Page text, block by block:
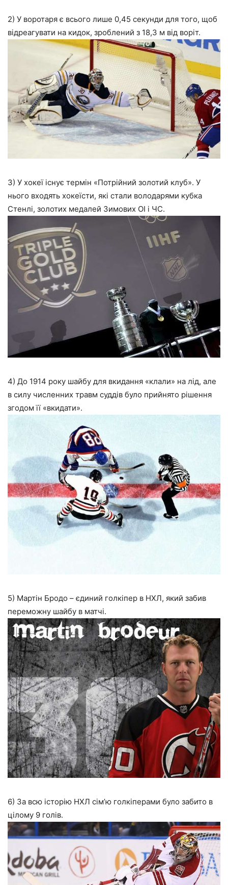
2) У воротаря є всього лише 0,45 секунди для того, щоб
відреагувати на кидок, зроблений з 18,3 м від воріт.
3) У хокеї існує термін «Потрійний золотий клуб». У
нього входять хокеїсти, які стали володарями кубка
Стенлі, золотих медалей Зимових ОІ і ЧС.
4) До 1914 року шайбу для вкидання «клали» на лід, але
в силу численних травм суддів було прийнято рішення
згодом її «вкидати».
5) Мартін Бродо – єдиний голкіпер в НХЛ, який забив
переможну шайбу в матчі.
6) За всю історію НХЛ сім’ю голкіперами було забито в
цілому 9 голів.